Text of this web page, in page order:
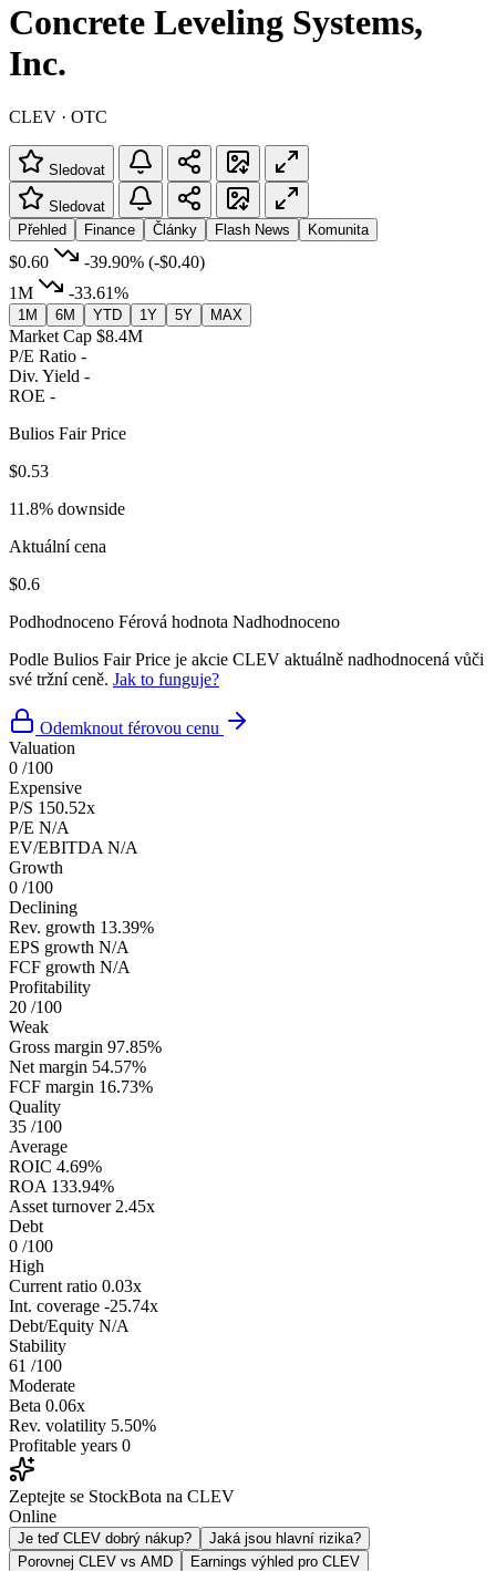
Concrete Leveling Systems,
Inc.
CLEV · OTC
Sledovat
Sledovat
Přehled
Finance Články Flash News Komunita
$0.60 -39.90% (-$0.40)
1M
-33.61%
1M 6M YTD 1Y 5Y MAX
Market Cap $8.4M
P/E Ratio -
Div. Yield -
ROE -
Bulios Fair Price
$0.53
11.8% downside
Aktuální cena
$0.6
Podhodnoceno Férová hodnota Nadhodnoceno
Podle Bulios Fair Price je akcie CLEV aktuálně nadhodnocená vůči
své tržní ceně. Jak to funguje?
Odemknout férovou cenu
Valuation
0 /100
Expensive
P/S 150.52x
P/E N/A
EV/EBITDA N/A
Growth
0 /100
Declining
Rev. growth 13.39%
EPS growth N/A
FCF growth N/A
Profitability
20 /100
Weak
Gross margin 97.85%
Net margin 54.57%
FCF margin 16.73%
Quality
35 /100
Average
ROIC 4.69%
ROA 133.94%
Asset turnover 2.45x
Debt
0 /100
High
Current ratio 0.03x
Int. coverage -25.74x
Debt/Equity N/A
Stability
61 /100
Moderate
Beta 0.06x
Rev. volatility 5.50%
Profitable years 0
Zeptejte se StockBota na CLEV
Online
Je teď CLEV dobrý nákup?
Jaká jsou hlavní rizika?
Porovnej CLEV vs AMD
Earnings výhled pro CLEV